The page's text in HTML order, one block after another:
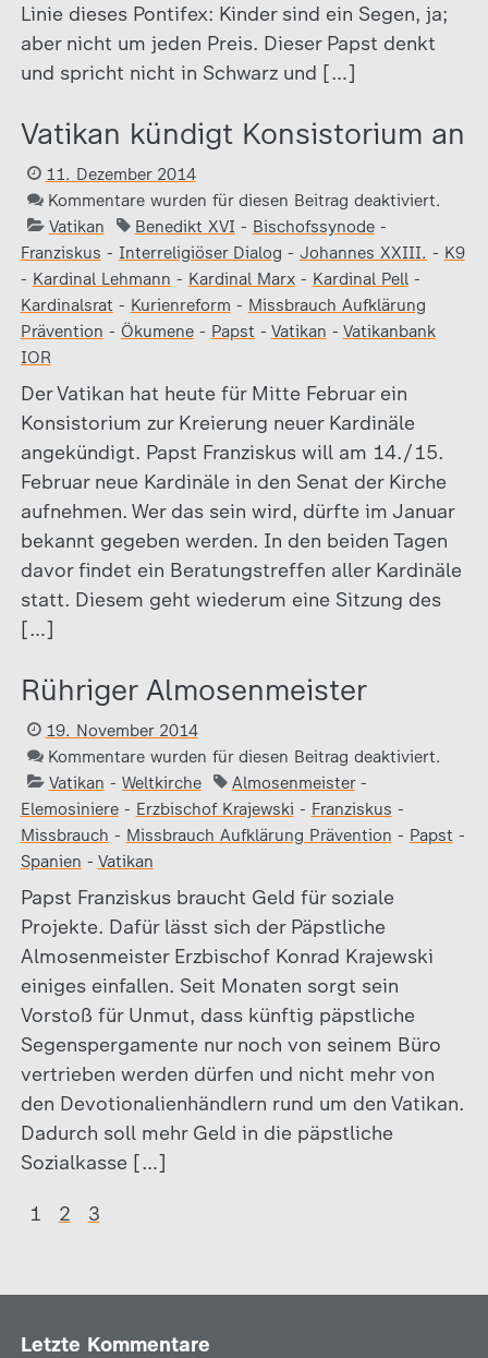
Linie dieses Pontifex: Kinder sind ein Segen, ja;
aber nicht um jeden Preis. Dieser Papst denkt
und spricht nicht in Schwarz und […]
Vatikan kündigt Konsistorium an
11. Dezember 2014
Kommentare wurden für diesen Beitrag deaktiviert.
Vatikan
Benedikt XVI - Bischofssynode-
Franziskus - Interreligiöser Dialog - Johannes XXIII. - K9
- Kardinal Lehmann - Kardinal Marx- Kardinal Pell-
Kardinalsrat - Kurienreform - Missbrauch Aufklärung
Prävention - Ökumene- Papst - Vatikan - Vatikanbank
IOR
Der Vatikan hat heute für Mitte Februar ein
Konsistorium zur Kreierung neuer Kardinäle
angekündigt. Papst Franziskus will am 14./15.
Februar neue Kardinäle in den Senat der Kirche
aufnehmen. Wer das sein wird, dürfte im Januar
bekannt gegeben werden. In den beiden Tagen
davor findet ein Beratungstreffen aller Kardinäle
statt. Diesem geht wiederum eine Sitzung des
[…]
Rühriger Almosenmeister
19. November 2014
Kommentare wurden für diesen Beitrag deaktiviert.
Vatikan - Weltkirche Almosenmeister-
Elemosiniere- Erzbischof Krajewski - Franziskus -
Missbrauch - Missbrauch Aufklärung Prävention - Papst -
Spanien - Vatikan
Papst Franziskus braucht Geld für soziale
Projekte. Dafür lässt sich der Päpstliche
Almosenmeister Erzbischof Konrad Krajewski
einiges einfallen. Seit Monaten sorgt sein
Vorstoß für Unmut, dass künftig päpstliche
Segenspergamente nur noch von seinem Büro
vertrieben werden dürfen und nicht mehr von
den Devotionalienhändlern rund um den Vatikan.
Dadurch soll mehr Geld in die päpstliche
Sozialkasse […]
1 2 3
Letzte Kommentare